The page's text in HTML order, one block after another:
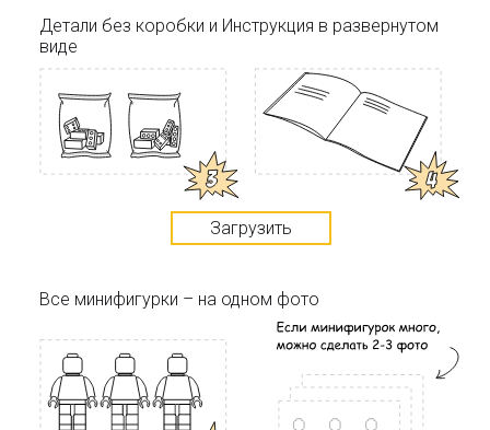
Детали без коробки и Инструкция в развернутом
виде
Загрузить
Все минифигурки – на одном фото